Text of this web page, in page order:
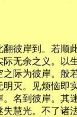
翻彼岸到。若顺
际无余之义。以
之际为彼岸。般
明灭。见烦恼即
名到彼岸。其
失慧光。不了诸